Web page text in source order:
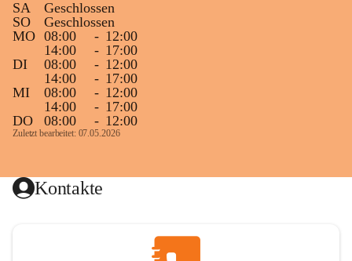
SA
Geschlossen
SO
Geschlossen
MO 08:00 - 12:00
14:00
- 17:00
DI
08:00 - 12:00
14:00
- 17:00
MI
08:00 - 12:00
14:00
- 17:00
DO
08:00 - 12:00
Zuletzt bearbeitet: 07.05.2026
Kontakte